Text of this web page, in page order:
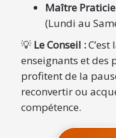
Maître
(Lundi au
💡 Le Conseil :
enseignants et des
profitent de la
reconvertir ou
compétence.